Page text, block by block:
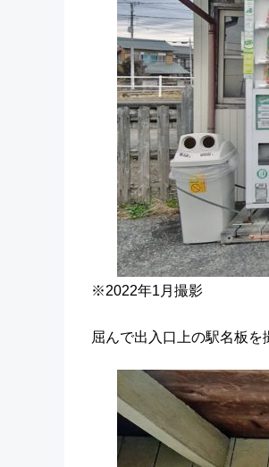
※2022年1月撮影
屈んで出入口上の駅名板を